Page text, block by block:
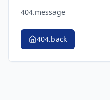
404.message
404.back